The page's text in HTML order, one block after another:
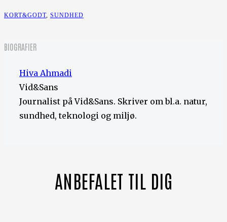
KORT&GODT, SUNDHED
BIOGRAFIER
Hiva Ahmadi
Vid&Sans
Journalist på Vid&Sans. Skriver om bl.a. natur,
sundhed, teknologi og miljø.
ANBEFALET TIL DIG